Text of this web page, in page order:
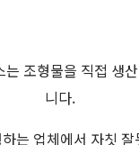
조형물을 직접 생
니다.
는 업체에서 자칫